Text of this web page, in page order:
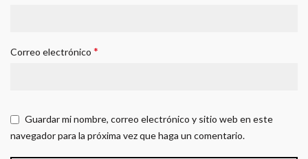
Correo electrónico *
Guardar mi nombre, correo electrónico y sitio web en este
navegador para la próxima vez que haga un comentario.